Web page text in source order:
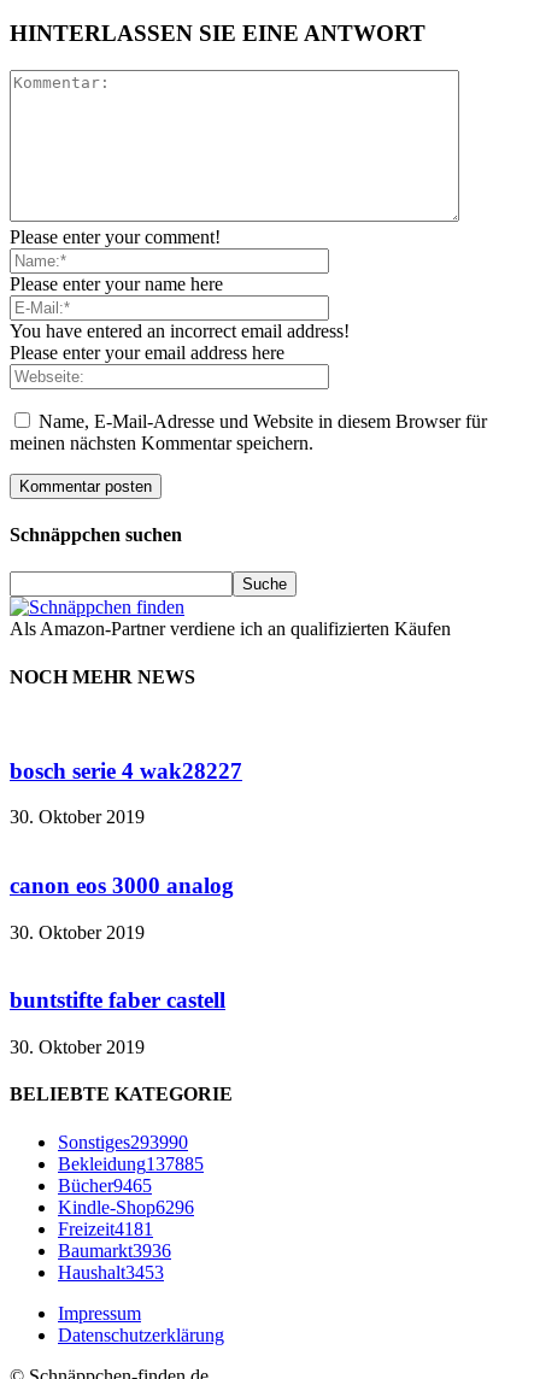
HINTERLASSEN SIE EINE ANTWORT
Please enter your comment!
Please enter your name here
You have entered an incorrect email address!
Please enter your email address here
Name, E-Mail-Adresse und Website in diesem Browser für
meinen nächsten Kommentar speichern.
Schnäppchen suchen
Als Amazon-Partner verdiene ich an qualifizierten Käufen
NOCH MEHR NEWS
bosch serie 4 wak28227
30. Oktober 2019
canon eos 3000 analog
30. Oktober 2019
buntstifte faber castell
30. Oktober 2019
BELIEBTE KATEGORIE
Sonstiges293990
Bekleidung137885
Bücher9465
Kindle-Shop6296
Freizeit4181
Baumarkt3936
Haushalt3453
Impressum
Datenschutzerklärung